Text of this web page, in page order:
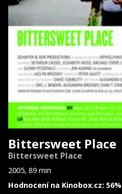
Bittersweet Place
Bittersweet Place
2005, 89 min
Hodnocení na Kinobox.cz: 56%